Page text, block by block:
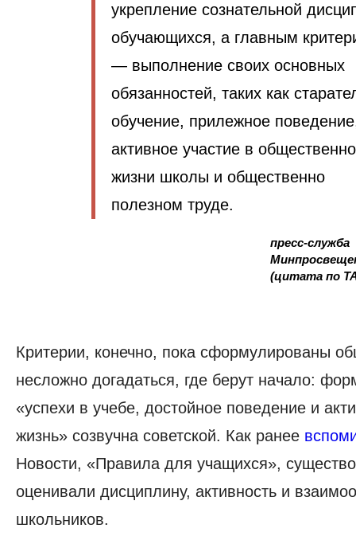
укрепление сознательной
обучающихся, а главным
— выполнение своих основных
обязанностей, таких как
обучение, прилежное
активное участие в
жизни школы и общественно
полезном труде.
пресс-служба
(цитата по
Критерии, конечно, пока сформулированы
несложно догадаться, где берут начало:
«‎успехи в учебе, достойное поведение и
жизнь»‎ созвучна советской. Как ранее
Новости, «Правила для учащихся»‎,
оценивали дисциплину, активность и
школьников.